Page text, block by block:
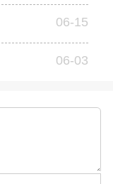
06-15
06-03